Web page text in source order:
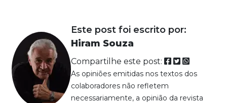
Este post foi escrito por:
Hiram Souza
Compartilhe este post:
As opiniões emitidas nos textos dos
colaboradores não refletem
necessariamente, a opinião da revista